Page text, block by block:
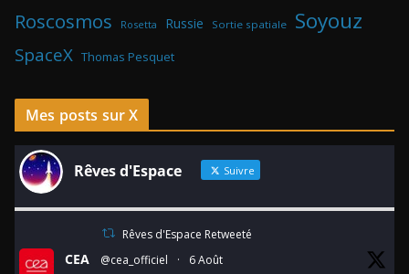
Roscosmos Rosetta Russie Sortie spatiale Soyouz
SpaceX Thomas Pesquet
Mes posts sur X
Rêves d'Espace Suivre
Rêves d'Espace Retweeté
CEA @cea_officiel · 6 Août